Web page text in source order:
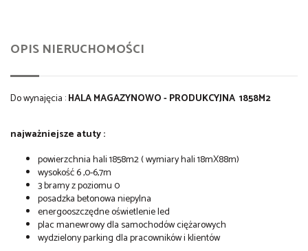
OPIS NIERUCHOMOŚCI
Do wynajęcia :HALA MAGAZYNOWO - PRODUKCYJNA 1858M2
najważniejsze atuty :
powierzchnia hali 1858m2 ( wymiary hali 18mX88m)
wysokość 6 ,0-6,7m
3 bramy z poziomu 0
posadzka betonowa niepylna
energooszczędne oświetlenie led
plac manewrowy dla samochodów ciężarowych
wydzielony parking dla pracowników i klientów